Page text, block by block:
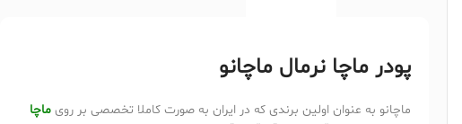
پودر ماچا نرمال ماچانو
ماچانو به عنوان اولین برندی که در ایران به صورت کاملا‌ تخصصی بر رویماچا